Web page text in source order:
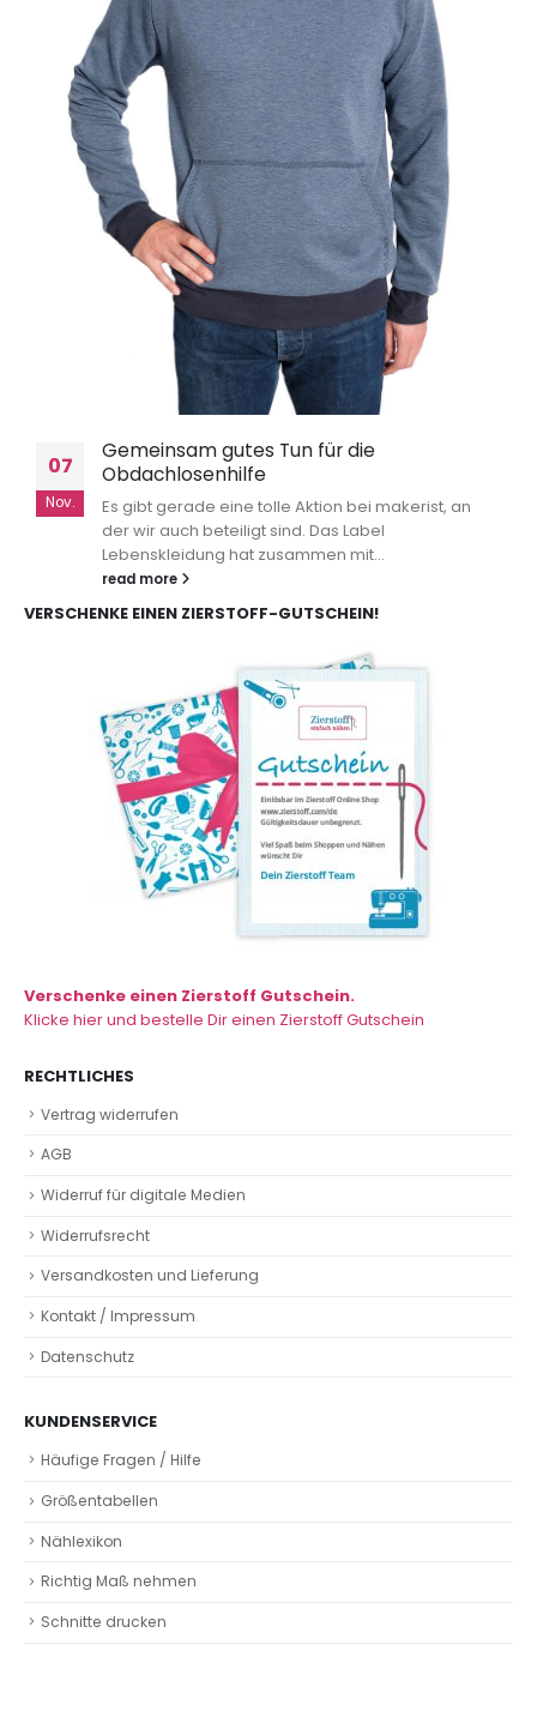
07
Nov.
Gemeinsam gutes Tun für die
Obdachlosenhilfe
Es gibt gerade eine tolle Aktion bei makerist, an
der wir auch beteiligt sind. Das Label
Lebenskleidung hat zusammen mit...
read more
VERSCHENKE EINEN ZIERSTOFF-GUTSCHEIN!
Verschenke einen Zierstoff Gutschein.
Klicke hier und bestelle Dir einen Zierstoff Gutschein
RECHTLICHES
Vertrag widerrufen
AGB
Widerruf für digitale Medien
Widerrufsrecht
Versandkosten und Lieferung
Kontakt / Impressum
Datenschutz
KUNDENSERVICE
Häufige Fragen / Hilfe
Größentabellen
Nählexikon
Richtig Maß nehmen
Schnitte drucken